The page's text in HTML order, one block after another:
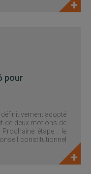
pour
définitivement adopté
de deux motions de
Prochaine étape : le
constitutionnel